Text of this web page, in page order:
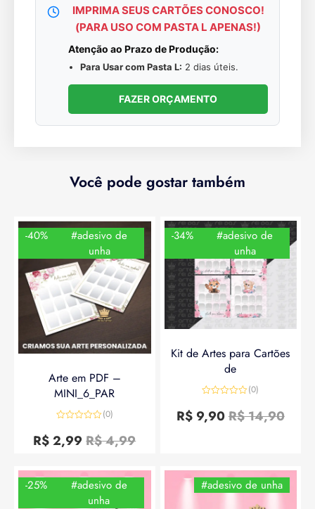
IMPRIMA SEUS CARTÕES CONOSCO!
(PARA USO COM PASTA L APENAS!)
Atenção ao Prazo de Produção:
Para Usar com Pasta L: 2 dias úteis.
FAZER ORÇAMENTO
Você pode gostar também
-40%
#adesivo de
unha
Arte em PDF –
MINI_6_PAR
0
de
(0)
R$4,99
R$2,99
-34%
#adesivo de
unha
Kit de Artes para Cartões
de
0
de
(0)
R$14,90
R$9,90
-25%
#adesivo de
unha
#adesivo de unha